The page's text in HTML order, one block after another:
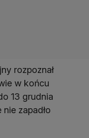
rozpoznał
w końcu
13 grudnia
zapadło